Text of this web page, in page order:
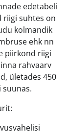
edetabeli
riigi suhtes on
kolmandik
ehk nn
piirkond riigi
rahvaarv
ületades 450